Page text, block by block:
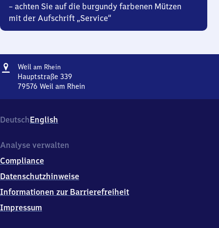
– achten Sie auf die burgundy farbenen Mützen
mit der Aufschrift „Service“
Adresse
Weil am RheinWeil
am Rhein
Hauptstraße 339
79576 Weil am Rhein
Hauptstraße
339,
9
7
6
am
Rhein
DeutschEnglish
Analyse verwalten
Compliance
Datenschutzhinweise
Informationen zur Barrierefreiheit
Impressum